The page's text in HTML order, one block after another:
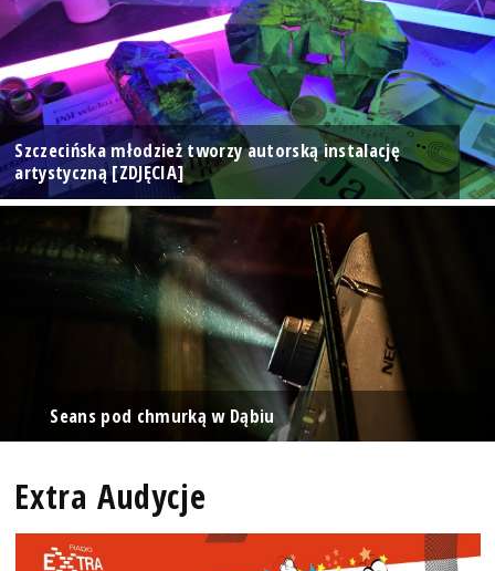
Szczecińska młodzież tworzy autorską instalację
artystyczną [ZDJĘCIA]
Seans pod chmurką w Dąbiu
Extra Audycje